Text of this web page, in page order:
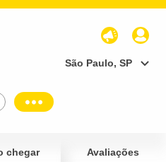
São Paulo, SP
chegar Avaliações